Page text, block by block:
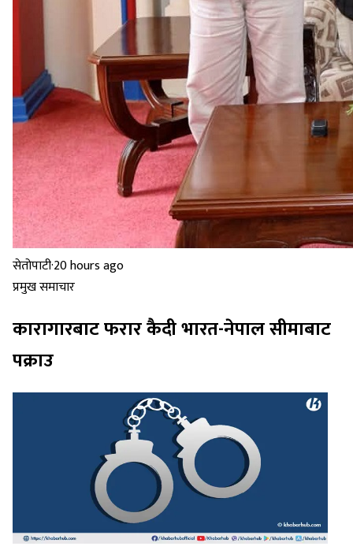
सेतोपाटी·20 hours ago
प्रमुख समाचार
कारागारबाट फरार कैदी भारत-नेपाल सीमाबाट
पक्राउ